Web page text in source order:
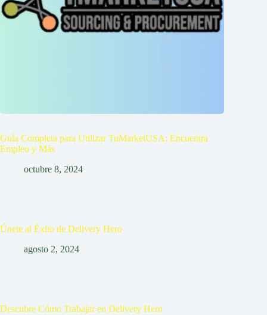
Guía Completa para Utilizar TuMarketUSA: Encuentra
Empleo y Más
octubre 8, 2024
Únete al Éxito de Delivery Hero
agosto 2, 2024
Descubre Cómo Trabajar en Delivery Hero